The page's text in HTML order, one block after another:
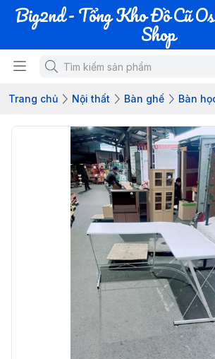
Big2nd - Tổng Kho Đồ Cũ
Shop
Trang chủ Nội thất Bàn ghế Bàn